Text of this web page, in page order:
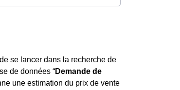
se lancer dans la recherche de
de données “Demande de
une estimation du prix de vente